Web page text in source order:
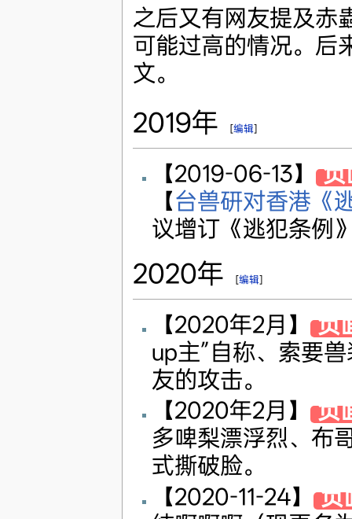
之后又有网友提及赤
可能过高的情况。后
文。
2019年 [编辑]
【2019-06-13】 负
【台兽研对香港《
议增订《逃犯条例
2020年 [编辑]
【2020年2月】 负
up主”自称、索要
友的攻击。
【2020年2月】 负
多啤梨漂浮烈、布
式撕破脸。
【2020-11-24】 负